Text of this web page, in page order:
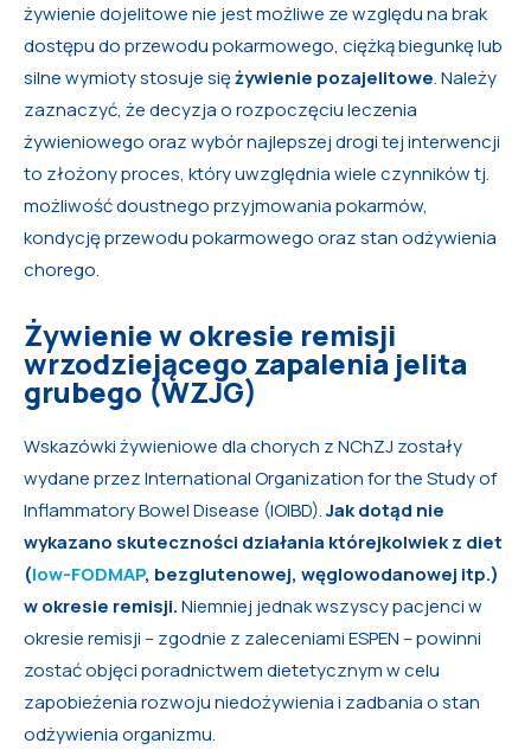
żywienie dojelitowe nie jest możliwe ze względu na brak
dostępu do przewodu pokarmowego, ciężką biegunkę lub
silne wymioty stosuje siężywienie pozajelitowe. Należy
zaznaczyć, że decyzja o rozpoczęciu leczenia
żywieniowego oraz wybór najlepszej drogi tej interwencji
to złożony proces, który uwzględnia wiele czynników tj.
możliwość doustnego przyjmowania pokarmów,
kondycję przewodu pokarmowego oraz stan odżywienia
chorego.
Żywienie w okresie remisji
wrzodziejącego zapalenia jelita
grubego (WZJG)
Wskazówki żywieniowe dla chorych z NChZJ zostały
wydane przez International Organization for the Study of
Inflammatory Bowel Disease (IOIBD).Jak dotąd nie
wykazano skuteczności działania którejkolwiek z diet
(low-FODMAP, bezglutenowej, węglowodanowej itp.)
w okresie remisji.Niemniej jednak wszyscy pacjenci w
okresie remisji – zgodnie z zaleceniami ESPEN – powinni
zostać objęci poradnictwem dietetycznym w celu
zapobieżenia rozwoju niedożywienia i zadbania o stan
odżywienia organizmu.